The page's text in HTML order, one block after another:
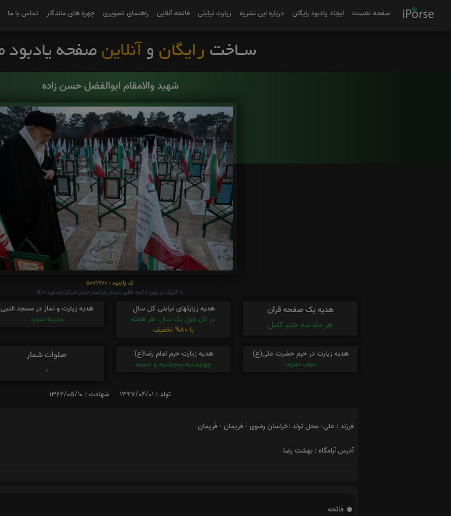
صفحه نخست ایجاد یادبود رایگان درباره این نشریه زیارت نیابتی فاتحه آنلاین راهنمای تصویری چهره های ماندگار تماس با ما
شهید والامقام ابوالفضل حسن زاده
کد یادبود : 5071970
با کلیک بر روی دکمه های زیر،در مراسم ختم شرکت نمایید p:0
هدیه یک صفحه قرآن
هر ماه سه ختم کامل
هدیه زیارتهای نیابتی کل سال
در کل طول یک سال، هر هفته
با 80% تخفیف
هدیه زیارت و نماز در مسجد النبی
مدینه منوره
هدیه زیارت در حرم حضرت علی(ع)
نجف اشرف
هدیه زیارت حرم امام رضا(ع)
چهارشنبه،پنجشنبه و جمعه
صلوات شمار
0
تولد : 1347/04/01 شهادت : 1362/05/10
فرزند : علی- محل تولد :خراسان رضوی - فریمان - فریمان
آدرس آرامگاه : بهشت رضا
فاتحه